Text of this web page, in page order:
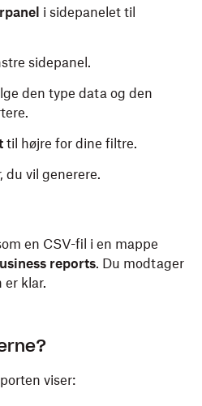
i sidepanelet til
sidepanel.
den type data og den
til højre for dine filtre.
vil generere.
en CSV-fil i en mappe
reports. Du modtager
er klar.
viser: